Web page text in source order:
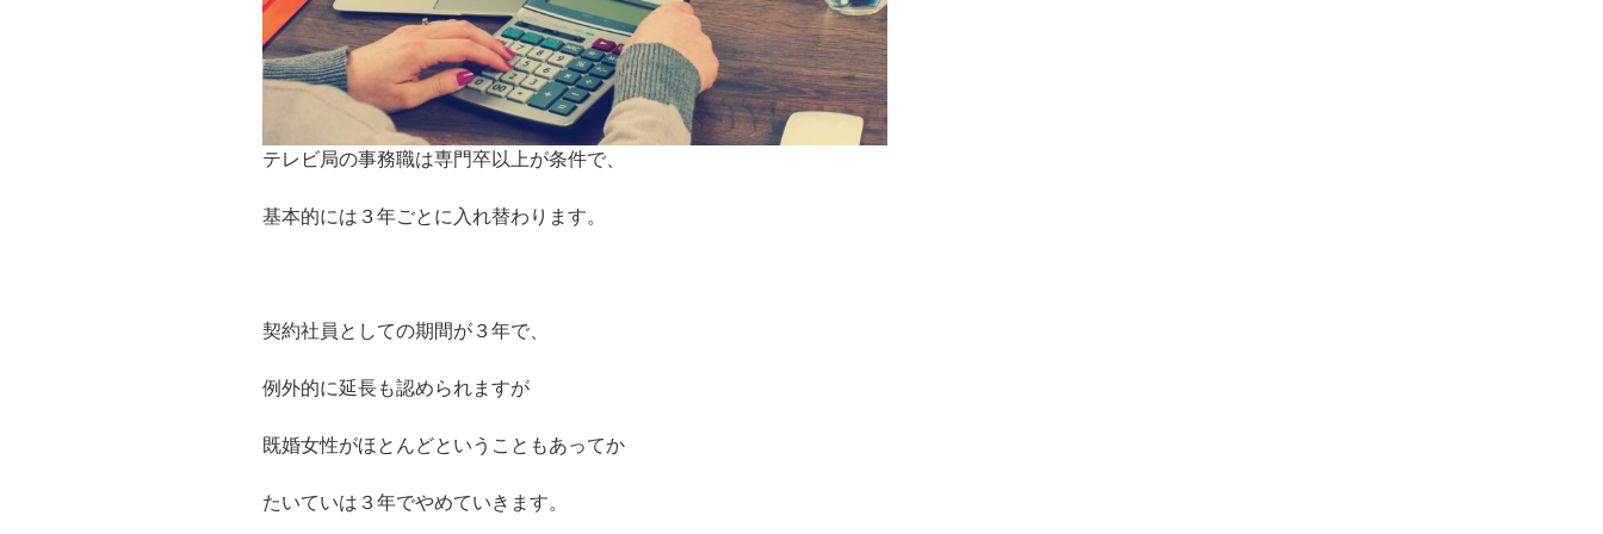
テレビ局の事務職は専門卒以上が条件で、
基本的には３年ごとに入れ替わります。
契約社員としての期間が３年で、
例外的に延長も認められますが
既婚女性がほとんどということもあってか
たいていは３年でやめていきます。